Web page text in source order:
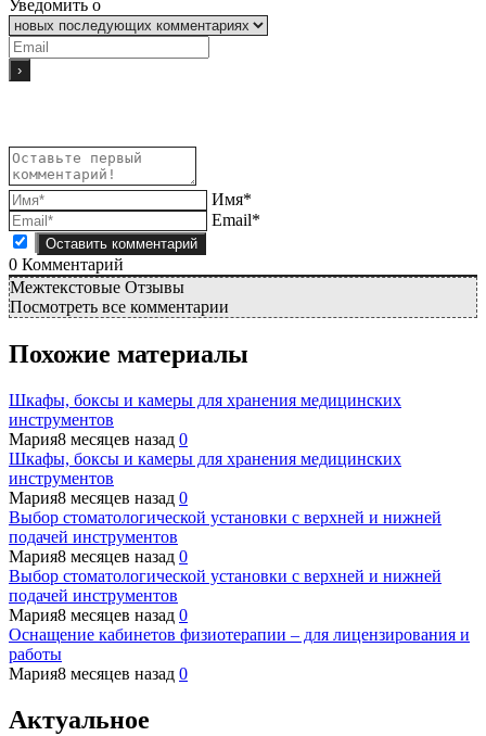
Уведомить о
Имя*
Email*
0 Комментарий
Межтекстовые Отзывы
Посмотреть все комментарии
Похожие материалы
Шкафы, боксы и камеры для хранения медицинских
инструментов
Мария8 месяцев назад 0
Шкафы, боксы и камеры для хранения медицинских
инструментов
Мария8 месяцев назад 0
Выбор стоматологической установки с верхней и нижней
подачей инструментов
Мария8 месяцев назад 0
Выбор стоматологической установки с верхней и нижней
подачей инструментов
Мария8 месяцев назад 0
Оснащение кабинетов физиотерапии – для лицензирования и
работы
Мария8 месяцев назад 0
Актуальное